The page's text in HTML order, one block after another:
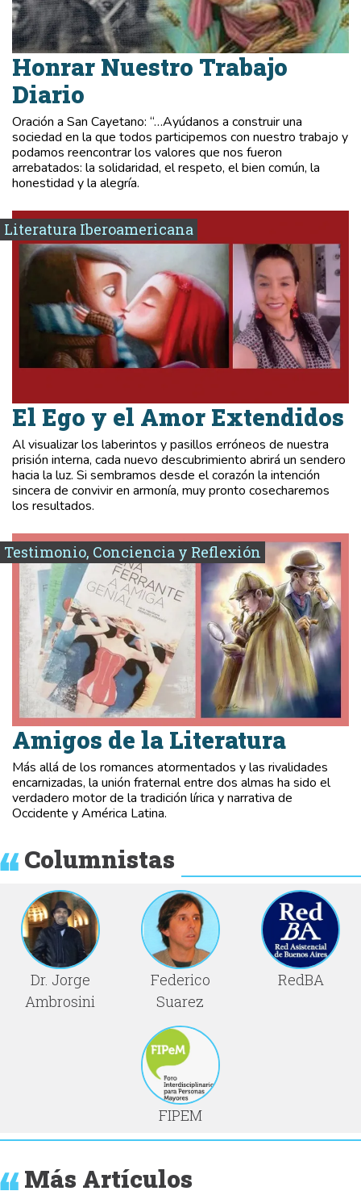
Honrar Nuestro Trabajo
Diario
Oración a San Cayetano: “…Ayúdanos a construir una
sociedad en la que todos participemos con nuestro trabajo y
podamos reencontrar los valores que nos fueron
arrebatados: la solidaridad, el respeto, el bien común, la
honestidad y la alegría.
Literatura Iberoamericana
El Ego y el Amor Extendidos
Al visualizar los laberintos y pasillos erróneos de nuestra
prisión interna, cada nuevo descubrimiento abrirá un sendero
hacia la luz. Si sembramos desde el corazón la intención
sincera de convivir en armonía, muy pronto cosecharemos
los resultados.
Testimonio, Conciencia y Reflexión
Amigos de la Literatura
Más allá de los romances atormentados y las rivalidades
encarnizadas, la unión fraternal entre dos almas ha sido el
verdadero motor de la tradición lírica y narrativa de
Occidente y América Latina.
Columnistas
Dr. Jorge
Ambrosini
Federico
Suarez
RedBA
FIPEM
Más Artículos